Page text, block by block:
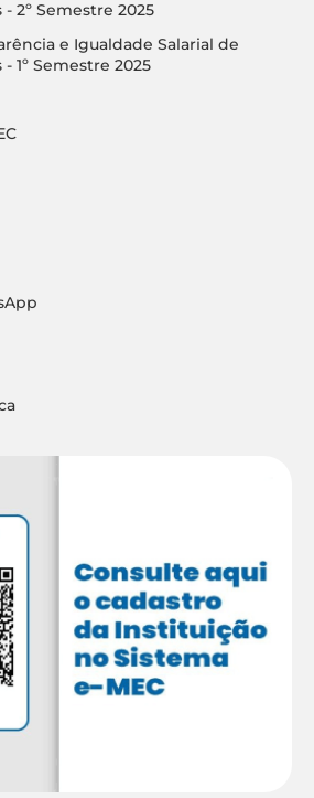
2º Semestre 2025
e Igualdade Salarial de
1º Semestre 2025